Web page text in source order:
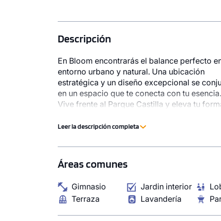
1 unidad disponible
Desde
S/ 933,570
Modelo Tipo 14
103.48 m²
Piso 23
3 dorms.
3 baños
1 unidad
Modelo Tipo
79.25 m²
2 dorms.
S/ 1,036,959
Modelo Tipo 18
114.94 m²
Piso 23
Descripción
En Bloom encontrarás el balance perfecto
entorno urbano y natural. Una ubicación
estratégica y un diseño excepcional se
en un espacio que te conecta con tu esencia.
Vive frente al Parque Castilla y eleva tu
Leer la descripción completa
Áreas comunes
Gimnasio Jardin interior
Terraza
Lavandería